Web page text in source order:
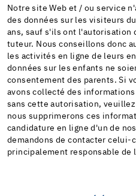
Notre site Web et / ou service
des données sur les visiteurs
ans, sauf s'ils ont l'autorisation
tuteur. Nous conseillons donc
les activités en ligne de leurs
données sur les enfants ne
consentement des parents. Si
avons collecté des
sans cette autorisation,
nous supprimerons ces
candidature en ligne d'un de
demandons de contacter celui-
principalement responsable de